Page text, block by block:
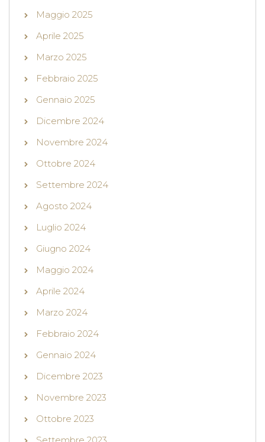
Maggio 2025
Aprile 2025
Marzo 2025
Febbraio 2025
Gennaio 2025
Dicembre 2024
Novembre 2024
Ottobre 2024
Settembre 2024
Agosto 2024
Luglio 2024
Giugno 2024
Maggio 2024
Aprile 2024
Marzo 2024
Febbraio 2024
Gennaio 2024
Dicembre 2023
Novembre 2023
Ottobre 2023